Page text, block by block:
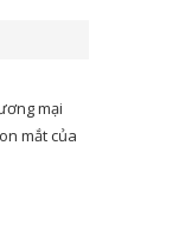
mại
mắt của